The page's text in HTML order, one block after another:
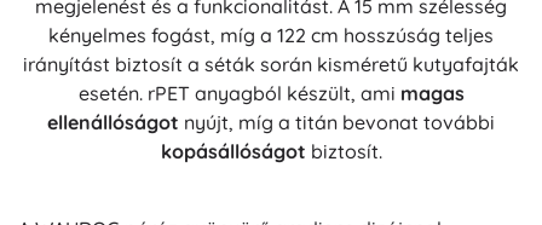
megjelenést és a funkcionalitást. A 15 mm szélesség
kényelmes fogást, míg a 122 cm hosszúság teljes
irányítást biztosít a séták során kisméretű kutyafajták
esetén. rPET anyagból készült, ami magas
ellenállóságot nyújt, míg a titán bevonat további
kopásállóságot biztosít.